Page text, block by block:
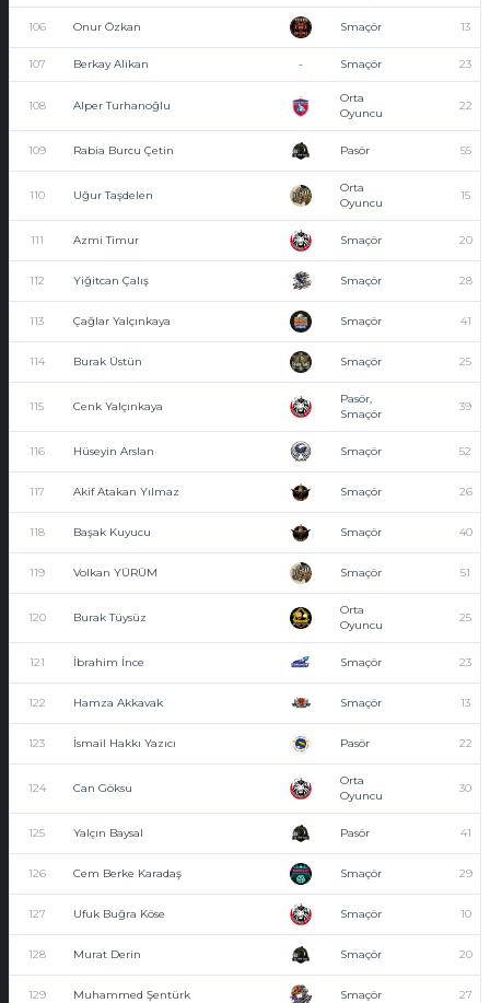
106 Onur Özkan Smaçör 13
107 Berkay Alikan - Smaçör 23
108 Alper Turhanoğlu
Orta
Oyuncu
22
109 Rabia Burcu Çetin Pasör 55
110 Uğur Taşdelen
Orta
Oyuncu
15
111 Azmi Timur Smaçör 20
112 Yiğitcan Çalış Smaçör 28
113 Çağlar Yalçınkaya Smaçör 41
114 Burak Üstün Smaçör 25
115 Cenk Yalçınkaya
Pasör,
Smaçör
39
116 Hüseyin Arslan Smaçör 52
117 Akif Atakan Yılmaz Smaçör 26
118 Başak Kuyucu Smaçör 40
119 Volkan YÜRÜM Smaçör 51
120 Burak Tüysüz
Orta
Oyuncu
25
121 İbrahim İnce Smaçör 23
122 Hamza Akkavak Smaçör 13
123 İsmail Hakkı Yazıcı Pasör 22
124 Can Göksu
Orta
Oyuncu
30
125 Yalçın Baysal Pasör 41
126 Cem Berke Karadaş Smaçör 29
127 Ufuk Buğra Köse Smaçör 10
128 Murat Derin Smaçör 20
129 Muhammed Şentürk Smaçör 27